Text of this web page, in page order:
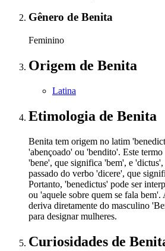
Gênero de Benita
Feminino
Origem de Benita
Latina
Etimologia de Benita
Benita tem origem no latim
'abençoado' ou 'bendito'. Este
'bene', que significa 'bem', e
passado do verbo 'dicere', que
Portanto, 'benedictus' pode ser
ou 'aquele sobre quem se fala
deriva diretamente do masculino
para designar mulheres.
Curiosidades de